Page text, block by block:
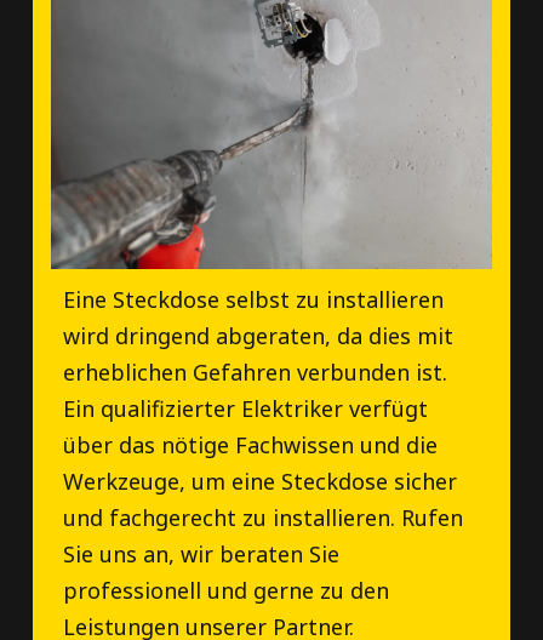
Eine Steckdose selbst zu installieren
wird dringend abgeraten, da dies mit
erheblichen Gefahren verbunden ist.
Ein qualifizierter Elektriker verfügt
über das nötige Fachwissen und die
Werkzeuge, um eine Steckdose sicher
und fachgerecht zu installieren. Rufen
Sie uns an, wir beraten Sie
professionell und gerne zu den
Leistungen unserer Partner.